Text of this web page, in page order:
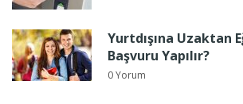
Yurtdışına Uzaktan
Başvuru Yapılır?
0 Yorum